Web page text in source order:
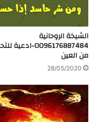
الشيخة الروحانية
0096176887484-
من العين
28/05/2020